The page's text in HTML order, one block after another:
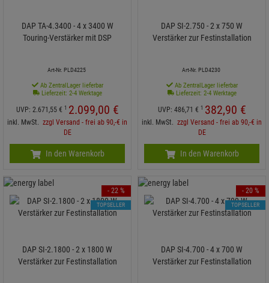
DAP TA-4.3400 - 4 x 3400 W
Touring-Verstärker mit DSP
Art-Nr. PLD4225
Ab ZentralLager lieferbar
Lieferzeit: 2-4 Werktage
UVP: 2.671,55 € 1 2.099,00 €
inkl. MwSt. zzgl Versand - frei ab 90,-€ in
DE
In den Warenkorb
DAP SI-2.750 - 2 x 750 W
Verstärker zur Festinstallation
Art-Nr. PLD4230
Ab ZentralLager lieferbar
Lieferzeit: 2-4 Werktage
UVP: 486,71 € 1 382,90 €
inkl. MwSt. zzgl Versand - frei ab 90,-€ in
DE
In den Warenkorb
DAP SI-2.1800 - 2 x 1800 W
Verstärker zur Festinstallation
- 22 %
TOPSELLER
DAP SI-4.700 - 4 x 700 W
Verstärker zur Festinstallation
- 20 %
TOPSELLER